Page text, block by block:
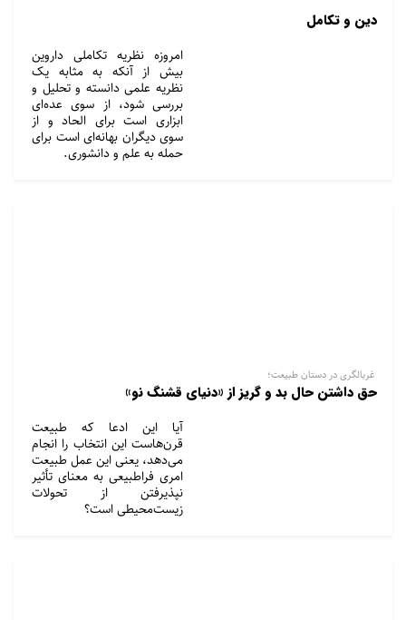
دین و تکامل
امروزه نظریه تکاملی داروین
بیش از آنکه به مثابه یک
نظریه علمی دانسته و تحلیل و
بررسی شود، از سوی عده‌ای
ابزاری است برای الحاد و از
سوی دیگران بهانه‌ای است برای
حمله به علم و دانشوری.
غربالگری در دستان طبیعت؛
حق داشتن حال بد و گریز از «دنیای قشنگ نو»
آیا این ادعا که طبیعت
قرن‌هاست این انتخاب را انجام
می‌دهد، یعنی این عمل طبیعت
امری فراطبیعی به معنای تأثیر
نپذیرفتن از تحولات
زیست‌محیطی است؟